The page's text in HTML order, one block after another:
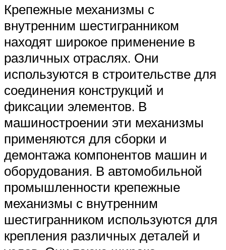
Крепежные механизмы с
внутренним шестигранником
находят широкое применение в
различных отраслях. Они
используются в строительстве для
соединения конструкций и
фиксации элементов. В
машиностроении эти механизмы
применяются для сборки и
демонтажа компонентов машин и
оборудования. В автомобильной
промышленности крепежные
механизмы с внутренним
шестигранником используются для
крепления различных деталей и